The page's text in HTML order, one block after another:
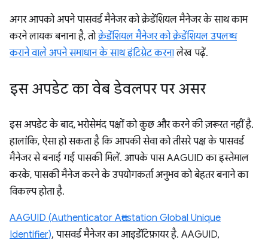
अगर आपको अपने पासवर्ड मैनेजर को क्रेडेंशियल मैनेजर के साथ काम
करने लायक बनाना है, तोक्रेडेंशियल मैनेजर को क्रेडेंशियल उपलब्ध
कराने वाले अपने समाधान के साथ इंटिग्रेट करनालेख पढ़ें.
इस अपडेट का वेब डेवलपर पर असर
इस अपडेट के बाद, भरोसेमंद पक्षों को कुछ और करने की ज़रूरत नहीं है.
हालांकि, ऐसा हो सकता है कि आपकी सेवा को तीसरे पक्ष के पासवर्ड
मैनेजर से बनाई गई पासकी मिलें. आपके पास AAGUID का इस्तेमाल
करके, पासकी मैनेज करने के उपयोगकर्ता अनुभव को बेहतर बनाने का
विकल्प होता है.
AAGUID (Authenticator Attestation Global Unique
Identifier), पासवर्ड मैनेजर का आइडेंटिफ़ायर है. AAGUID,